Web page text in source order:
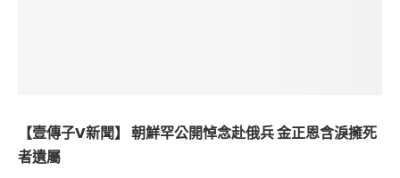
【壹傳子V新聞】 朝鮮罕公開悼念赴俄兵 金正恩含淚擁死
者遺屬